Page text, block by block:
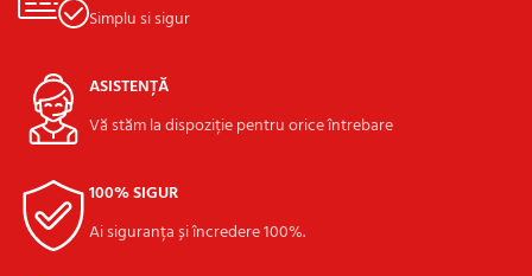
Simplu si sigur
ASISTENȚĂ
Vă stăm la dispoziție pentru orice întrebare
100% SIGUR
Ai siguranța și încredere 100%.